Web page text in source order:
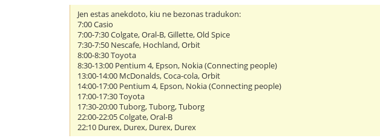
Jen estas anekdoto, kiu ne bezonas tradukon:
7:00 Casio
7:00-7:30 Colgate, Oral-B, Gillette, Old Spice
7:30-7:50 Nescafe, Hochland, Orbit
8:00-8:30 Toyota
8:30-13:00 Pentium 4, Epson, Nokia (Connecting people)
13:00-14:00 McDonalds, Coca-cola, Orbit
14:00-17:00 Pentium 4, Epson, Nokia (Connecting people)
17:00-17:30 Toyota
17:30-20:00 Tuborg, Tuborg, Tuborg
22:00-22:05 Colgate, Oral-B
22:10 Durex, Durex, Durex, Durex